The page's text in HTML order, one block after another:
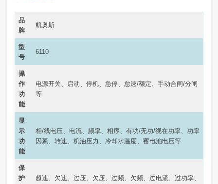
品
牌
凯奥斯
型
号
6110
操
作
功
能
电源开关、启动、停机、急停、怠速/额定、手动合闸/分闸
等
显
示
功
能
相/线电压、电流、频率、相序、有功/无功/视在功率、功率
因素、转速、机油压力、冷却水温度、蓄电池电压等
保
护
超速、欠速、过压、欠压、过频、欠频、过电流、过功率、